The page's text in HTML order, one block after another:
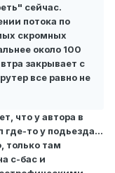
сейчас.
потока по
скромных
около 100
закрывает с
все равно не
что у автора в
где-то у подьезда...
только там
с-бас и